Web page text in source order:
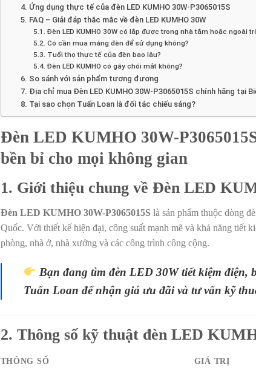
4. Ứng dụng thực tế của đèn LED KUMHO 30W-P3065015S
5. FAQ – Giải đáp thắc mắc về đèn LED KUMHO 30W
5.1. Đèn LED KUMHO 30W có lắp được trong nhà tắm hoặc ngoài
5.2. Có cần mua máng đèn để sử dụng không?
5.3. Tuổi thọ thực tế của đèn bao lâu?
5.4. Đèn LED KUMHO có gây chói mắt không?
6. So sánh với sản phẩm tương đương
7. Địa chỉ mua Đèn LED KUMHO 30W-P3065015S chính hãng tại
8. Tại sao chọn Tuấn Loan là đối tác chiếu sáng?
Đèn LED KUMHO 30W-
bền bỉ cho mọi không gian
1. Giới thiệu chung về Đèn LED
Đèn LED KUMHO 30W-P3065015Slà sản phẩm thuộc dòng
Quốc. Với thiết kế hiện đại, công suất mạnh mẽ và khả năng tiết
phòng, nhà ở, nhà xưởng và các công trình công cộng.
Bạn đang tìm đèn LED 30W tiết kiệm điện,
Tuấn Loan để nhận giá ưu đãi và tư vấn kỹ
2. Thông số kỹ thuật đèn LED
THÔNG SỐ
GIÁ TRỊ